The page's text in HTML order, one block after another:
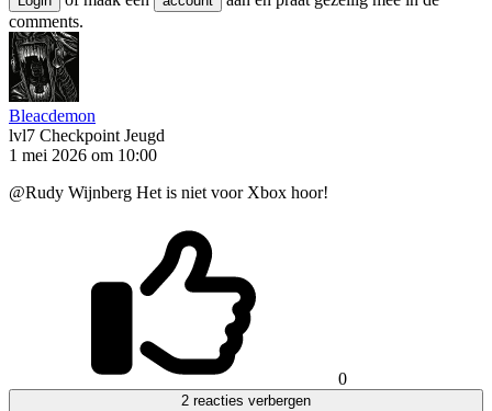
comments.
Bleacdemon
lvl7 Checkpoint Jeugd
1 mei 2026 om 10:00
@Rudy Wijnberg Het is niet voor Xbox hoor!
0
2 reacties verbergen